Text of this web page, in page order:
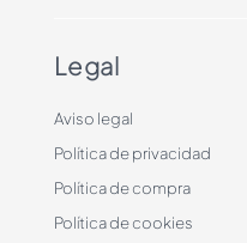
Legal
Aviso legal
Política de privacidad
Política de compra
Política de cookies